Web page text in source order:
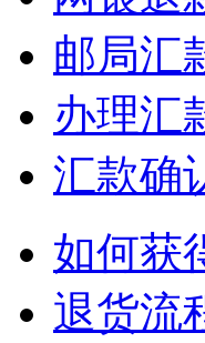
邮局汇
办理汇
汇款确
如何获
退货流